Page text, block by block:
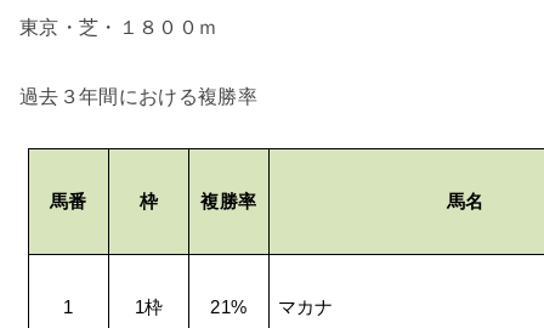
東京・芝・１８００ｍ
過去３年間における複勝率
馬番 枠 複勝率 馬名
1 1枠 21% マカナ